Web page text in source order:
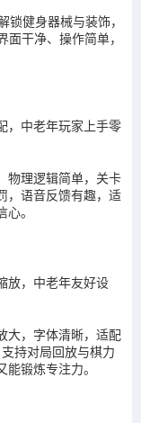
健身器械与装饰，
干净、操作简单，
，中老年玩家上手零
物理逻辑简单，关卡
，语音反馈有趣，适
。
放，中老年友好设
大，字体清晰，适配
持对局回放与棋力
锻炼专注力。